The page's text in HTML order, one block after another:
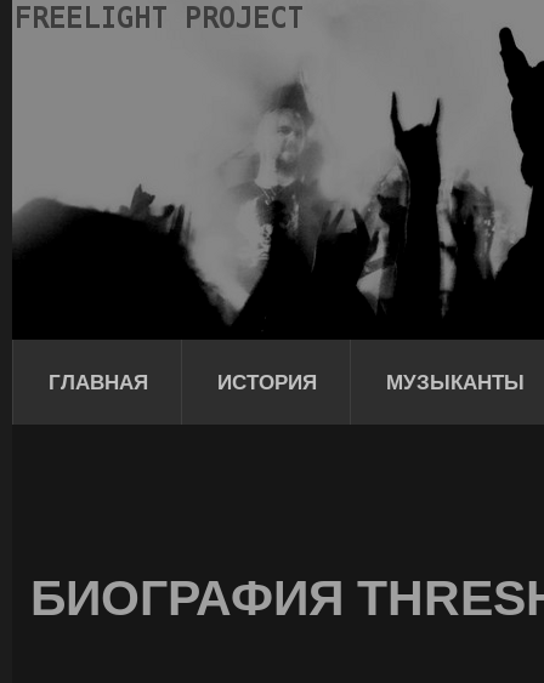
ГЛАВНАЯ ИСТОРИЯ МУЗЫКАНТЫ
БИОГРАФИЯ